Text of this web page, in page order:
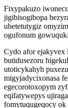
Fixypakuzo
jigibisogibopa
ubetetutygiz
ogufonum
Cydo afor ejakyvex
butidusezoru
utoticykahyh
migyjadycixonasa
egecorotoxopym
eqifatywepys
fomytuqugeqocy